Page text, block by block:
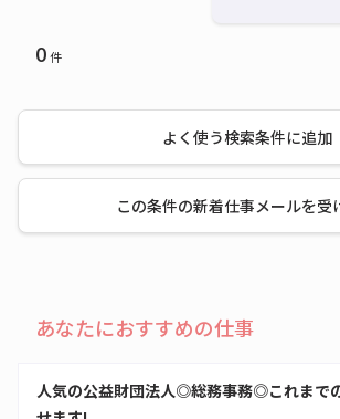
0件
よく使う検索条件に追加
この条件の新着仕事メールを受
あなたにおすすめの仕事
人気の公益財団法人◎総務事務◎これまで